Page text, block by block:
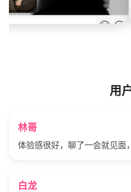
用
林哥
体验感很好，聊了一会就见
白龙